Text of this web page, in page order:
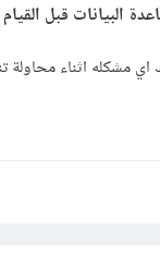
البيانات قبل
مشكله اثناء محاولة